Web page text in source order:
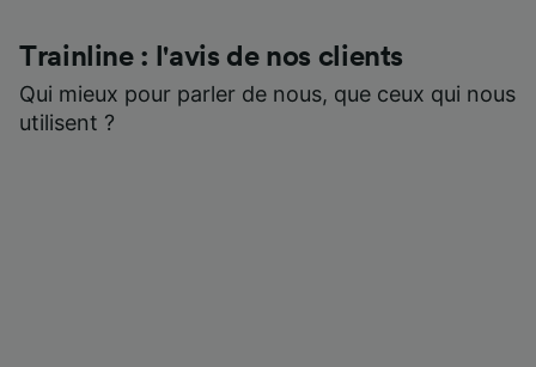
Trainline : l'avis de nos clients
Qui mieux pour parler de nous, que ceux qui nous
utilisent ?